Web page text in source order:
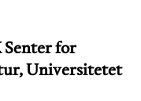
Senter for
Universitetet